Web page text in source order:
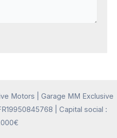
Motors | Garage MM Exclusive
| Capital social :